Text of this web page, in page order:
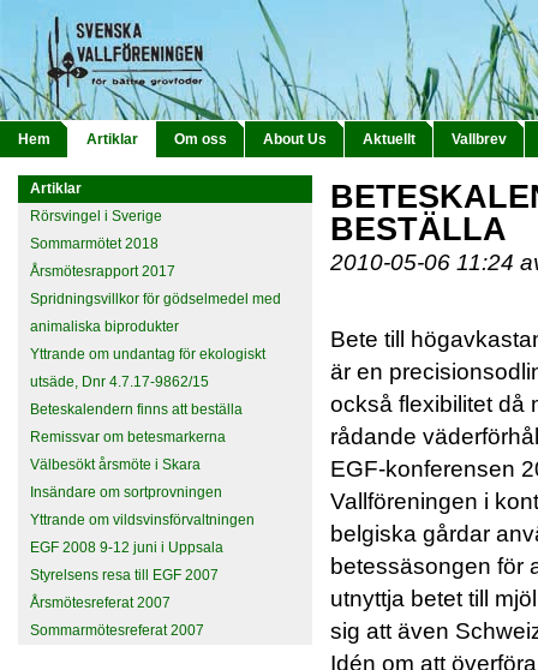
Hem Artiklar Om oss About Us Aktuellt Vallbrev
Artiklar
Rörsvingel i Sverige
Sommarmötet 2018
Årsmötesrapport 2017
Spridningsvillkor för gödselmedel med
animaliska biprodukter
Yttrande om undantag för ekologiskt
utsäde, Dnr 4.7.17-9862/15
Beteskalendern finns att beställa
Remissvar om betesmarkerna
Välbesökt årsmöte i Skara
Insändare om sortprovningen
Yttrande om vildsvinsförvaltningen
EGF 2008 9-12 juni i Uppsala
Styrelsens resa till EGF 2007
Årsmötesreferat 2007
Sommarmötesreferat 2007
BESTÄLLA
2010-05-06 11:24
Bete till
är en
också flexibilitet då
rådande
EGF-konferensen
Vallföreningen i
belgiska gårdar
betessäsongen för
utnyttja betet till
sig att även
Idén om att